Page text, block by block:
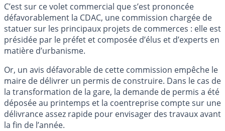
C’est sur ce volet commercial que s’est prononcée
défavorablement la CDAC, une commission chargée de
statuer sur les principaux projets de commerces : elle est
présidée par le préfet et composée d’élus et d’experts en
matière d’urbanisme.
Or, un avis défavorable de cette commission empêche le
maire de délivrer un permis de construire. Dans le cas de
la transformation de la gare, la demande de permis a été
déposée au printemps et la coentreprise compte sur une
délivrance assez rapide pour envisager des travaux avant
la fin de l’année.